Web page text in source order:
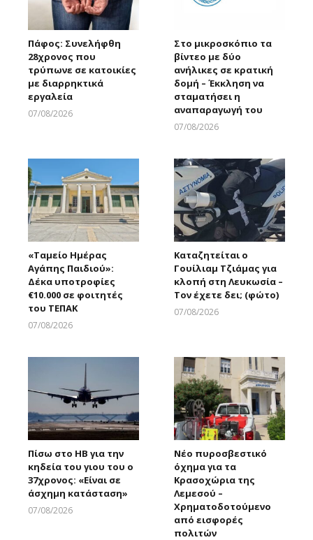
Πάφος: Συνελήφθη
28χρονος που
τρύπωνε σε κατοικίες
με διαρρηκτικά
εργαλεία
07/08/2026
Στο μικροσκόπιο τα
βίντεο με δύο
ανήλικες σε κρατική
δομή – Έκκληση να
σταματήσει η
αναπαραγωγή του
07/08/2026
«Ταμείο Ημέρας
Αγάπης Παιδιού»:
Δέκα υποτροφίες
€10.000 σε φοιτητές
του ΤΕΠΑΚ
07/08/2026
Καταζητείται ο
Γουίλιαμ Τζιάμας για
κλοπή στη Λευκωσία –
Τον έχετε δει; (φώτο)
07/08/2026
Πίσω στο ΗΒ για την
κηδεία του γιου του ο
37χρονος: «Είναι σε
άσχημη κατάσταση»
07/08/2026
Νέο πυροσβεστικό
όχημα για τα
Κρασοχώρια της
Λεμεσού –
Χρηματοδοτούμενο
από εισφορές
πολιτών